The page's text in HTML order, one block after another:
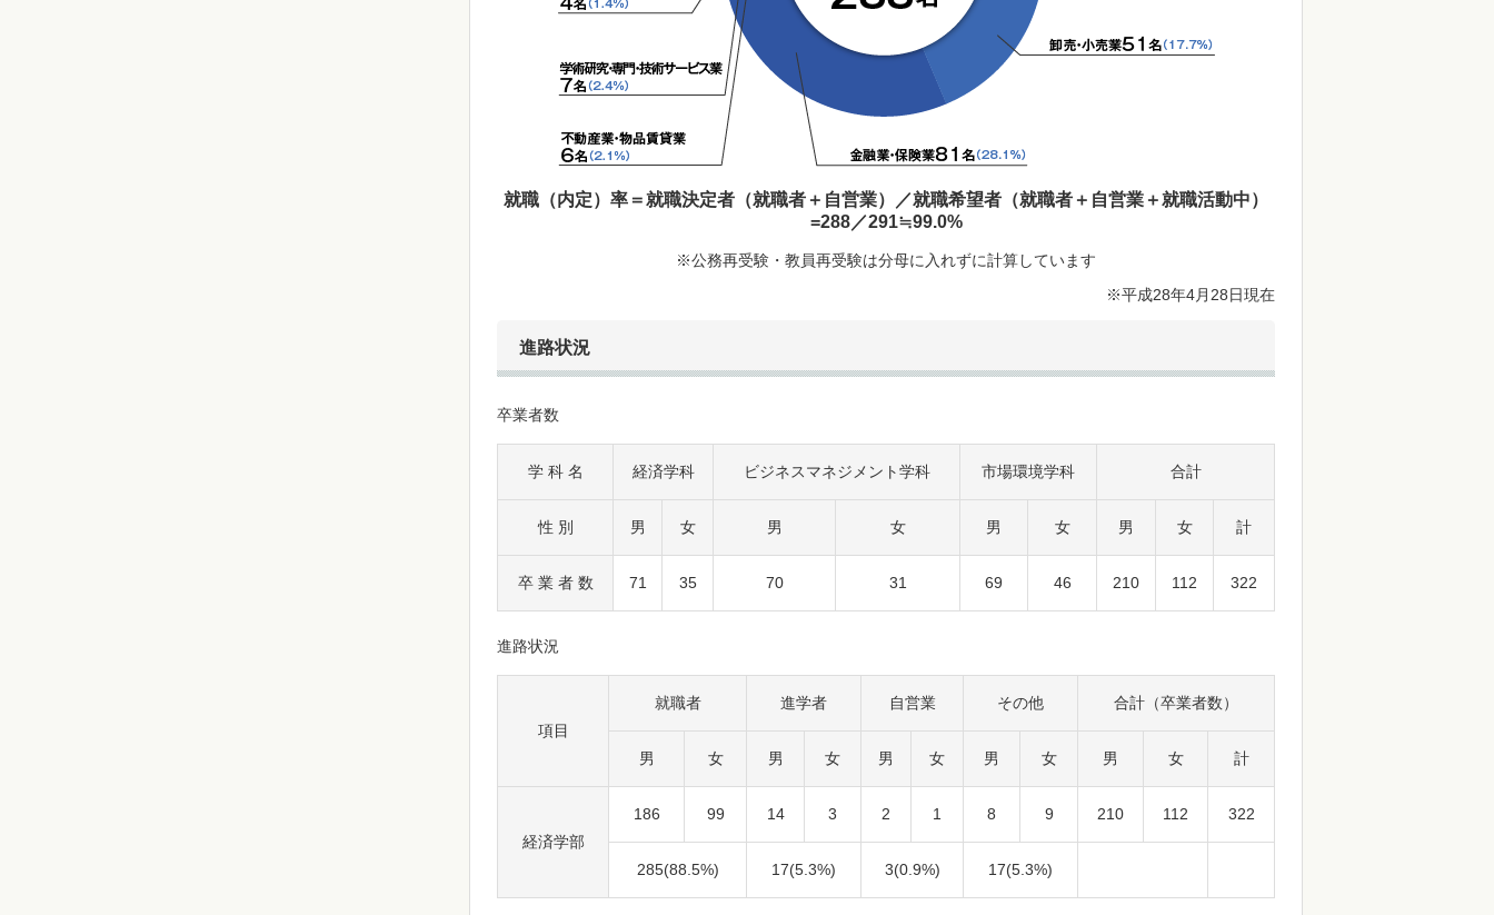
就職（内定）率＝就職決定者（就職者＋自営業）／就職希望者（就職者＋自営業＋就職活動中）
=288／291≒99.0%
※公務再受験・教員再受験は分母に入れずに計算しています
※平成28年4月28日現在
進路状況
卒業者数
学 科 名 経済学科 ビジネスマネジメント学科 市場環境学科 合計
性 別 男 女 男 女 男 女 男 女 計
卒 業 者 数 71 35 70 31 69 46 210 112 322
進路状況
項目
就職者 進学者 自営業 その他 合計（卒業者数）
男 女 男 女 男 女 男 女 男 女 計
経済学部
186 99 14 3 2 1 8 9 210 112 322
285(88.5%) 17(5.3%) 3(0.9%) 17(5.3%)